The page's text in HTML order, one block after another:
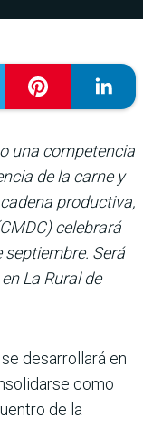
una competencia
de la carne y
productiva,
celebrará
Será
La Rural de
desarrollará en
como
de la